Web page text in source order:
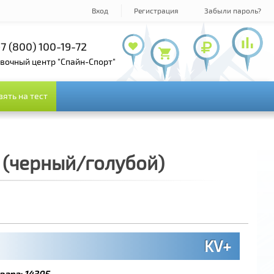
Вход Регистрация Забыли пароль?
+7 (495) 143-73-73
(800) 100-19-72
центр "Спайн-Спорт"
на тест
на тест
голубой)
KV+